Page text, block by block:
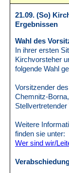
21.09. (So)
Ergebnissen
Wahl des
In ihrer ersten
Kirchvorsteher
folgende Wahl
Vorsitzender
Chemnitz-
Weitere
finden sie unter:
Wer sind wir/